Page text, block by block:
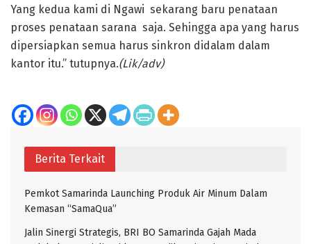
Yang kedua kami di Ngawi sekarang baru penataan
proses penataan sarana saja. Sehingga apa yang harus
dipersiapkan semua harus sinkron didalam dalam
kantor itu.” tutupnya.(Lik/adv)
Berita Terkait
Pemkot Samarinda Launching Produk Air Minum Dalam
Kemasan “SamaQua”
Jalin Sinergi Strategis, BRI BO Samarinda Gajah Mada